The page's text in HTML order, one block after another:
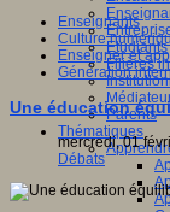
Etudiants
Filières
Parents
Thématiques
Enseignants
Culture
Enseigner et
Génération
Une éducation
mercredi, 01
Débats